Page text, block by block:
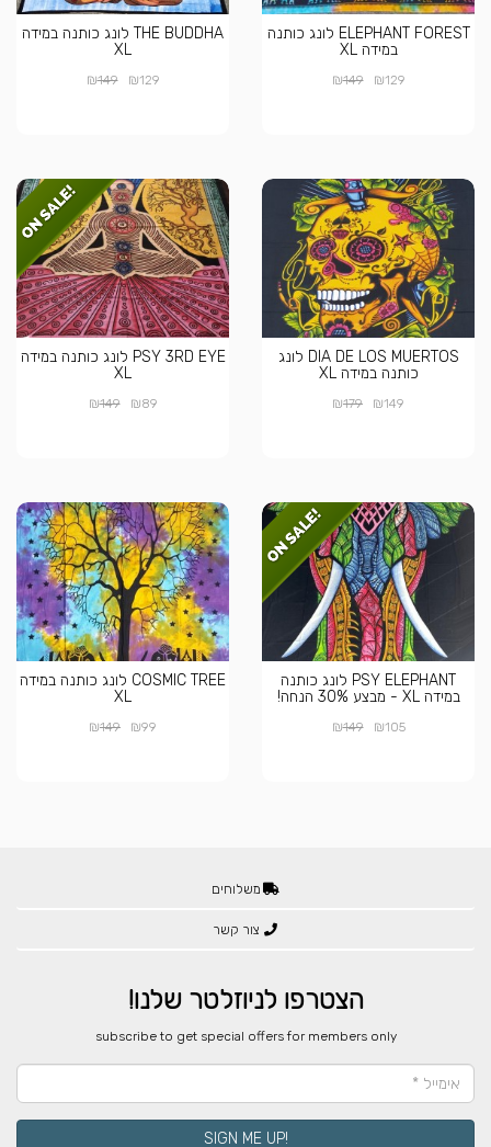
ELEPHANT FOREST לונג כותנה
במידה XL
₪129
₪149
THE BUDDHA לונג כותנה במידה
XL
₪129
₪149
DIA DE LOS MUERTOS לונג
כותנה במידה XL
₪149
₪179
PSY 3RD EYE לונג כותנה במידה
XL
₪89
₪149
PSY ELEPHANT לונג כותנה
במידה XL - מבצע 30% הנחה!
₪105
₪149
COSMIC TREE לונג כותנה במידה
XL
₪99
₪149
משלוחים
צור קשר
הצטרפו לניוזלטר שלנו!
​subscribe to get special offers for members only
!SIGN ME UP